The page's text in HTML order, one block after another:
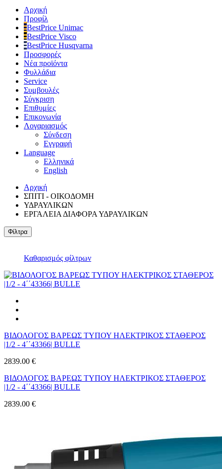
Αρχική
Προφίλ
BestPrice Unimac
BestPrice Visco
BestPrice Husqvarna
Προσφορές
Νέα προϊόντα
Φυλλάδια
Service
Συμβουλές
Σύγκριση
Επιθυμίες
Επικονωνία
Λογαριασμός
Σύνδεση
Εγγραφή
Language
Ελληνικά
English
Αρχική
ΣΠΙΤΙ - ΟΙΚΟΔΟΜΗ
ΥΔΡΑΥΛΙΚΩΝ
ΕΡΓΑΛΕΙΑ ΔΙΑΦΟΡΑ ΥΔΡΑΥΛΙΚΩΝ
Φίλτρα
Καθαρισμός φίλτρων
ΒΙΔΟΛΟΓΟΣ ΒΑΡΕΩΣ ΤΥΠΟΥ ΗΛΕΚΤΡΙΚΟΣ ΣΤΑΘΕΡΟΣ
|1/2 - 4΄΄43366| BULLE
2839.00 €
ΒΙΔΟΛΟΓΟΣ ΒΑΡΕΩΣ ΤΥΠΟΥ ΗΛΕΚΤΡΙΚΟΣ ΣΤΑΘΕΡΟΣ
|1/2 - 4΄΄43366| BULLE
2839.00 €